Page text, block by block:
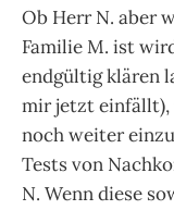
Ob Herr N. aber
Familie M. ist
endgültig klären
mir jetzt einfällt),
noch weiter
Tests von
N. Wenn diese